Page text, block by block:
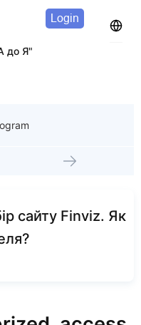
Login
до Я"
сайту Finviz. Як